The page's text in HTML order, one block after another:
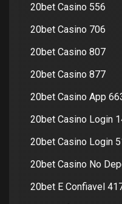
20bet Casino 556
20bet Casino 706
20bet Casino 807
20bet Casino 877
20bet Casino App
20bet Casino Login
20bet Casino Login
20bet Casino No
20bet E Confiavel